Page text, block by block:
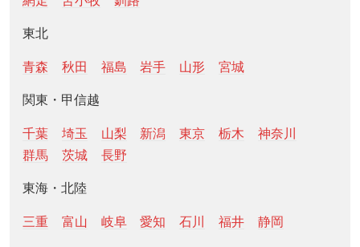
東北
青森 秋田 福島 岩手 山形 宮城
関東・甲信越
千葉 埼玉 山梨 新潟 東京 栃木
神奈川
群馬
茨城 長野
東海・北陸
三重 富山 岐阜 愛知 石川 福井 静岡